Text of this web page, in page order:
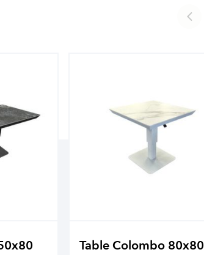
Table Colombo 80x80